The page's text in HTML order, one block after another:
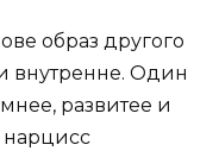
образ другого
внутренне. Один
развитее и
нарцисс